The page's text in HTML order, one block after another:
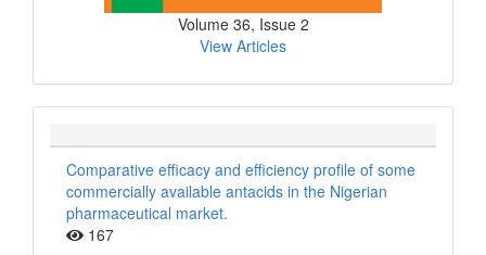
Volume 36, Issue 2
View Articles
Comparative efficacy and efficiency profile of some
commercially available antacids in the Nigerian
pharmaceutical market.
167